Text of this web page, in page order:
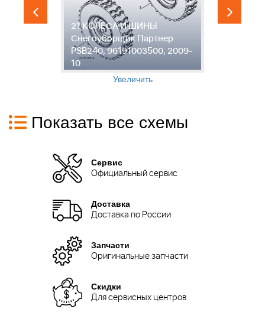
21 КОЛЕСА И ШИНЫ
Снегоуборщик Партнер
PSB240, 96191003500, 2009-
10
Увеличить
Показать все схемы
Сервис
Официальный сервис
Доставка
Доставка по России
Запчасти
Оригинальные запчасти
Скидки
Для сервисных центров